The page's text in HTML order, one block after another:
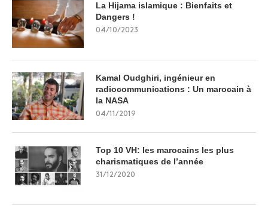
La Hijama islamique : Bienfaits et
Dangers !
04/10/2023
Kamal Oudghiri, ingénieur en
radiocommunications : Un marocain à
la NASA
04/11/2019
Top 10 VH: les marocains les plus
charismatiques de l’année
31/12/2020